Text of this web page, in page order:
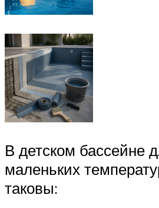
В детском бассейне
маленьких
таковы: